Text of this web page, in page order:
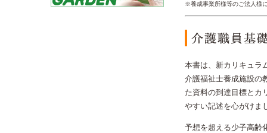
※養成事業所様等のご法人様
本書は、新カリキュラ
介護福祉士養成施設の
た資料の到達目標とカ
やすい記述を心がけま
予想を超える少子高齢